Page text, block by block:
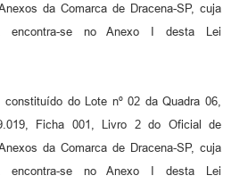
da Comarca de Dracena-SP, cuja
encontra-se no Anexo I desta Lei
do Lote nº 02 da Quadra 06,
Ficha 001, Livro 2 do Oficial de
da Comarca de Dracena-SP, cuja
encontra-se no Anexo I desta Lei